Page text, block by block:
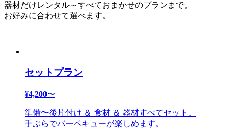
器材だけレンタル～すべておまかせのプランまで。
お好みに合わせて選べます。
セットプラン
¥4,200〜
準備〜後片付け ＆ 食材 ＆ 器材すべてセット。
手ぶらでバーベキューが楽しめます。